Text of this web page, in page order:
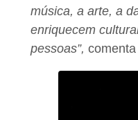
música, a arte, a
enriquecem
pessoas”,